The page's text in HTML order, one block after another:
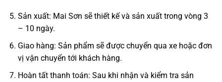
Sản xuất: Mai Sơn sẽ thiết kế và sản xuất trong vòng 3
– 10 ngày.
Giao hàng: Sản phẩm sẽ được chuyển qua xe hoặc đơn
vị vận chuyển tới khách hàng.
Hoàn tất thanh toán: Sau khi nhận và kiểm tra sản